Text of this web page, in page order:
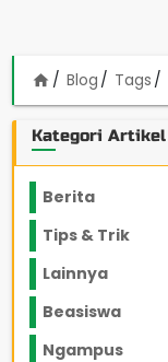
home Blog Tags
Kategori Artikel
Berita
Tips & Trik
Lainnya
Beasiswa
Ngampus